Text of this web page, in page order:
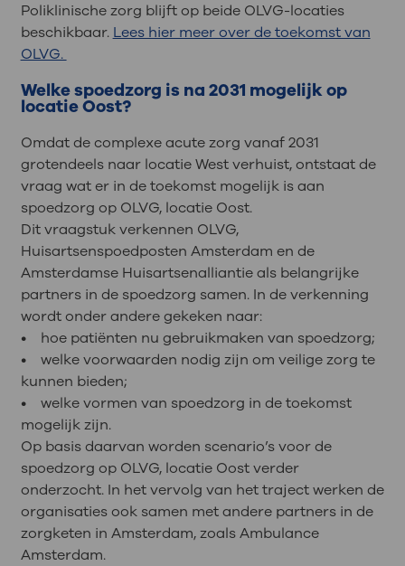
Poliklinische zorg blijft op beide OLVG-locaties
beschikbaar. Lees hier meer over de toekomst van
OLVG.
Welke spoedzorg is na 2031 mogelijk op
locatie Oost?
Omdat de complexe acute zorg vanaf 2031
grotendeels naar locatie West verhuist, ontstaat de
vraag wat er in de toekomst mogelijk is aan
spoedzorg op OLVG, locatie Oost.
Dit vraagstuk verkennen OLVG,
Huisartsenspoedposten Amsterdam en de
Amsterdamse Huisartsenalliantie als belangrijke
partners in de spoedzorg samen. In de verkenning
wordt onder andere gekeken naar:
• hoe patiënten nu gebruikmaken van spoedzorg;
• welke voorwaarden nodig zijn om veilige zorg te
kunnen bieden;
• welke vormen van spoedzorg in de toekomst
mogelijk zijn.
Op basis daarvan worden scenario’s voor de
spoedzorg op OLVG, locatie Oost verder
onderzocht. In het vervolg van het traject werken de
organisaties ook samen met andere partners in de
zorgketen in Amsterdam, zoals Ambulance
Amsterdam.